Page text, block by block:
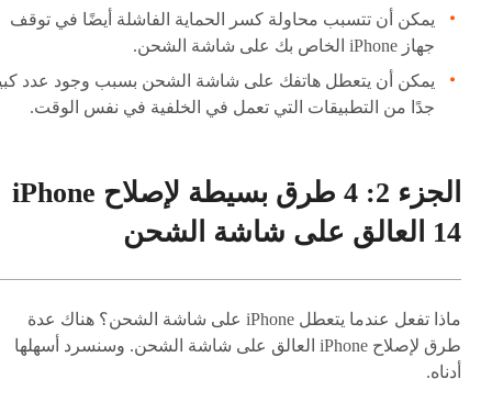
يمكن أن تتسبب محاولة كسر الحماية الفاشلة أيضًا في توقف
جهاز iPhone الخاص بك على شاشة الشحن.
يمكن أن يتعطل هاتفك على شاشة الشحن بسبب وجود عدد
جدًا من التطبيقات التي تعمل في الخلفية في نفس الوقت.
الجزء 2: 4 طرق بسيطة لإصلاح iPhone
14 العالق على شاشة الشحن
ماذا تفعل عندما يتعطل iPhone على شاشة الشحن؟ هناك عدة
طرق لإصلاح iPhone العالق على شاشة الشحن. وسنسرد أسهلها
أدناه.